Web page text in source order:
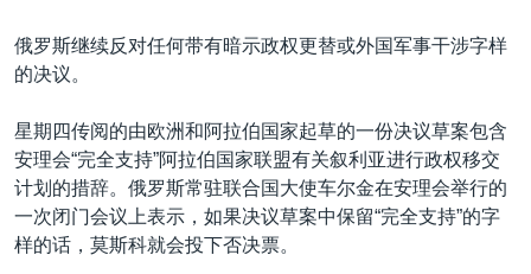
俄罗斯继续反对任何带有暗示政权更替或外国军事干涉字样
的决议。
星期四传阅的由欧洲和阿拉伯国家起草的一份决议草案包含
安理会“完全支持”阿拉伯国家联盟有关叙利亚进行政权移交
计划的措辞。俄罗斯常驻联合国大使车尔金在安理会举行的
一次闭门会议上表示，如果决议草案中保留“完全支持”的字
样的话，莫斯科就会投下否决票。